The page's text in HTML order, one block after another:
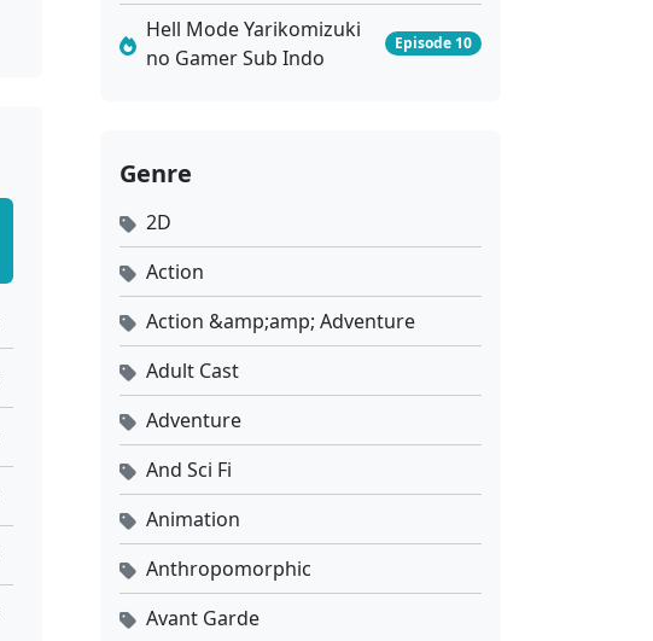
Hell Mode Yarikomizuki
no Gamer Sub Indo
Episode 10
Genre
2D
Action
Action &amp;amp; Adventure
Adult Cast
Adventure
And Sci Fi
Animation
Anthropomorphic
Avant Garde